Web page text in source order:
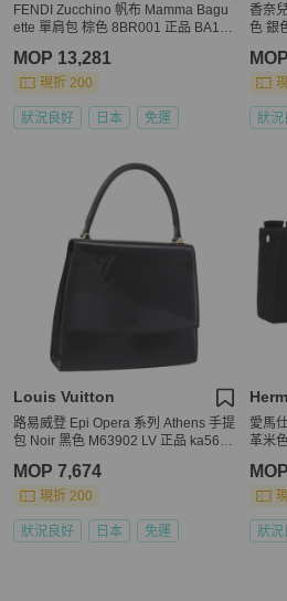
FENDI Zucchino 帆布 Mamma Bagu
ette 單肩包 棕色 8BR001 正品 BA149
MOP 13,281
現折 200
狀況良好 日本 免運
香奈
色 銀
狀況
Louis Vuitton
路易威登 Epi Opera 系列 Athens 手提
包 Noir 黑色 M63902 LV 正品 ka5621
MOP 7,674
現折 200
狀況良好 日本 免運
愛馬
革米
狀況